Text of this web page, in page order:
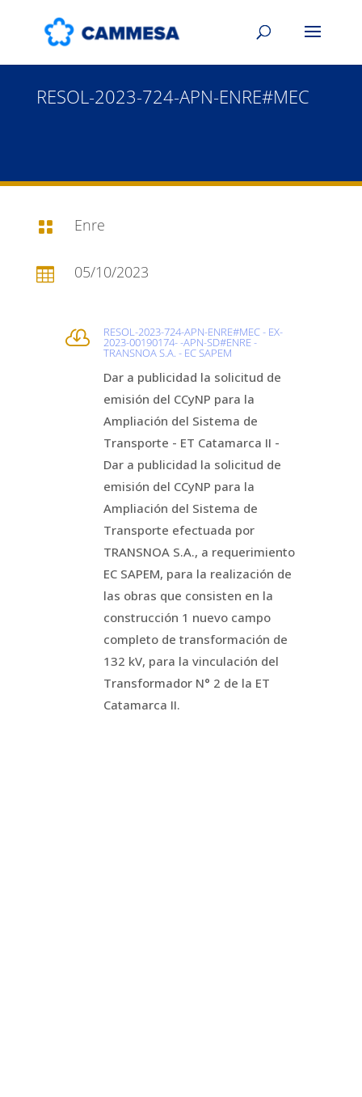
RESOL-2023-724-APN-ENRE#MEC
 Enre
 05/10/2023
 RESOL-2023-724-APN-ENRE#MEC - EX-
2023-00190174- -APN-SD#ENRE -
TRANSNOA S.A. - EC SAPEM
Dar a publicidad la solicitud de
emisión del CCyNP para la
Ampliación del Sistema de
Transporte - ET Catamarca II -
Dar a publicidad la solicitud de
emisión del CCyNP para la
Ampliación del Sistema de
Transporte efectuada por
TRANSNOA S.A., a requerimiento
EC SAPEM, para la realización de
las obras que consisten en la
construcción 1 nuevo campo
completo de transformación de
132 kV, para la vinculación del
Transformador N° 2 de la ET
Catamarca II.